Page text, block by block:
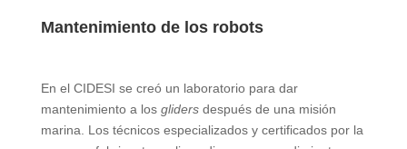
Mantenimiento de los robots
En el CIDESI se creó un laboratorio para dar
mantenimiento a los glidersdespués de una misión
marina. Los técnicos especializados y certificados por la